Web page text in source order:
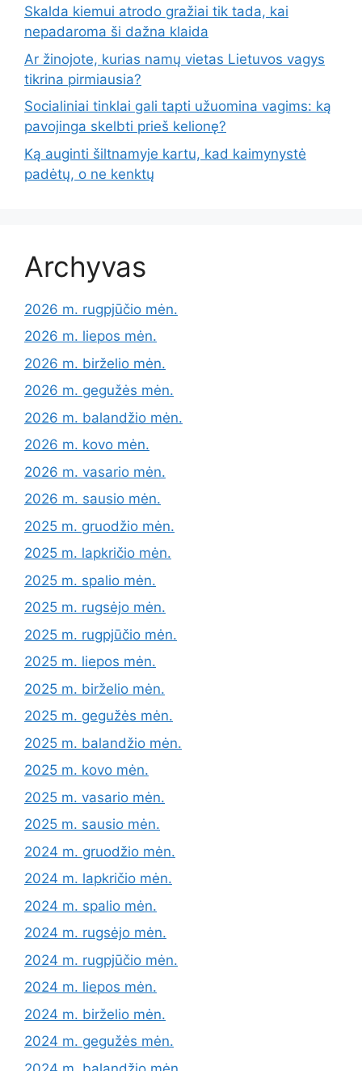
Skalda kiemui atrodo gražiai tik tada, kai
nepadaroma ši dažna klaida
Ar žinojote, kurias namų vietas Lietuvos vagys
tikrina pirmiausia?
Socialiniai tinklai gali tapti užuomina vagims: ką
pavojinga skelbti prieš kelionę?
Ką auginti šiltnamyje kartu, kad kaimynystė
padėtų, o ne kenktų
Archyvas
2026 m. rugpjūčio mėn.
2026 m. liepos mėn.
2026 m. birželio mėn.
2026 m. gegužės mėn.
2026 m. balandžio mėn.
2026 m. kovo mėn.
2026 m. vasario mėn.
2026 m. sausio mėn.
2025 m. gruodžio mėn.
2025 m. lapkričio mėn.
2025 m. spalio mėn.
2025 m. rugsėjo mėn.
2025 m. rugpjūčio mėn.
2025 m. liepos mėn.
2025 m. birželio mėn.
2025 m. gegužės mėn.
2025 m. balandžio mėn.
2025 m. kovo mėn.
2025 m. vasario mėn.
2025 m. sausio mėn.
2024 m. gruodžio mėn.
2024 m. lapkričio mėn.
2024 m. spalio mėn.
2024 m. rugsėjo mėn.
2024 m. rugpjūčio mėn.
2024 m. liepos mėn.
2024 m. birželio mėn.
2024 m. gegužės mėn.